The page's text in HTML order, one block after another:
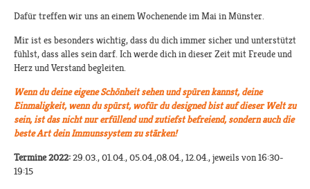
Dafür treffen wir uns an einem Wochenende im Mai in Münster.
Mir ist es besonders wichtig, dass du dich immer sicher und unterstützt
fühlst, dass alles sein darf. Ich werde dich in dieser Zeit mit Freude und
Herz und Verstand begleiten.
Wenn du deine eigene Schönheit sehen und spüren kannst, deine
Einmaligkeit, wenn du spürst, wofür du designed bist auf dieser Welt zu
sein, ist das nicht nur erfüllend und zutiefst befreiend, sondern auch die
beste Art dein Immunssystem zu stärken!
Termine 2022:29.03., 01.04., 05.04.,08.04., 12.04., jeweils von 16:30-
19:15